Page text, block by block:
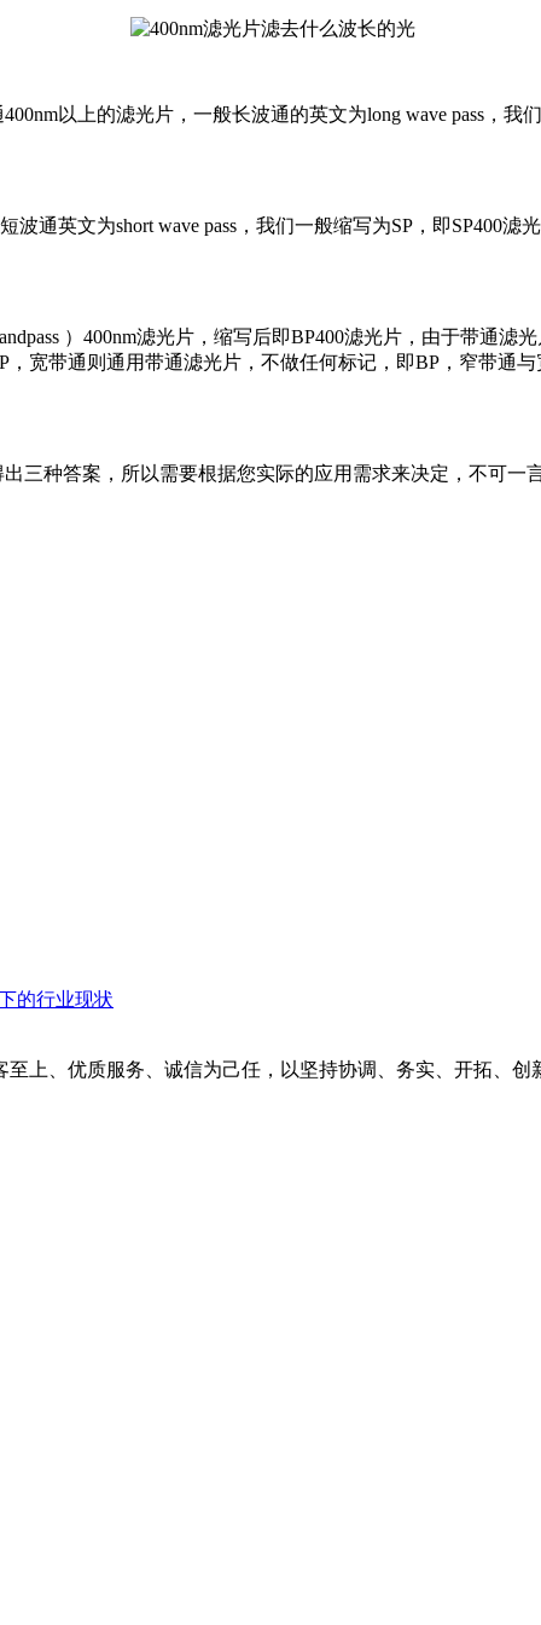
以上的滤光片，一般长波通的英文为long wave pass，
通英文为short wave pass，我们一般缩写为SP，即SP400
）400nm滤光片，缩写后即BP400滤光片，由于带通
，宽带通则通用带通滤光片，不做任何标记，即BP，窄带通
三种答案，所以需要根据您实际的应用需求来决定，不可一
的行业现状
上、优质服务、诚信为己任，以坚持协调、务实、开拓、